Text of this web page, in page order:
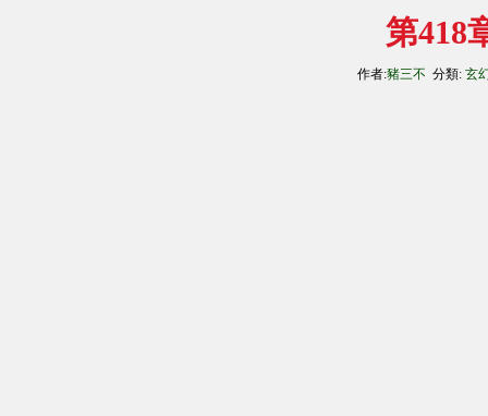
第418
作者:豬三不 分類: 玄